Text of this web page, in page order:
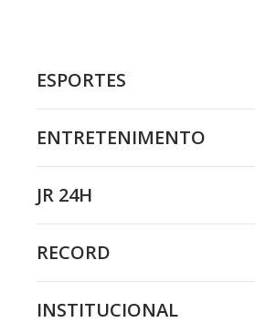
ESPORTES
ENTRETENIMENTO
JR 24H
RECORD
INSTITUCIONAL